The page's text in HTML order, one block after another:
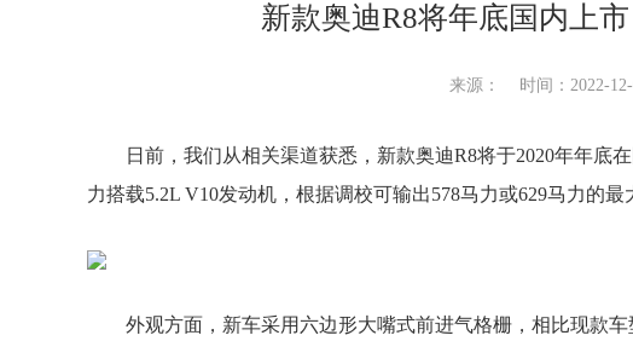
新款奥迪R8将年底国内上
来源： 时间：2022-12-
日前，我们从相关渠道获悉，新款奥迪R8将于2020年年底
力搭载5.2L V10发动机，根据调校可输出578马力或629马力的最
外观方面，新车采用六边形大嘴式前进气格栅，相比现款